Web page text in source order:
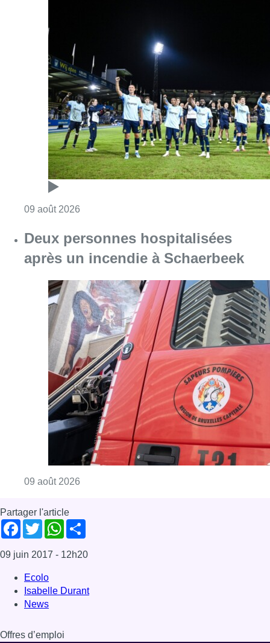
09 août 2026
Deux personnes hospitalisées
après un incendie à Schaerbeek
09 août 2026
Partager l'article
Facebook
TwitterWhatsApp
09 juin 2017 - 12h20
Ecolo
Isabelle Durant
News
Offres d’emploi